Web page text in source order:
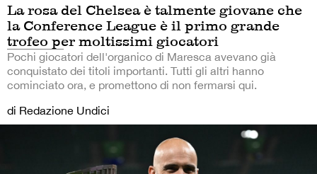
La rosa del Chelsea è talmente giovane che
la Conference League è il primo grande
trofeo per moltissimi giocatori
Pochi giocatori dell'organico di Maresca avevano già
conquistato dei titoli importanti. Tutti gli altri hanno
cominciato ora, e promettono di non fermarsi qui.
di Redazione Undici